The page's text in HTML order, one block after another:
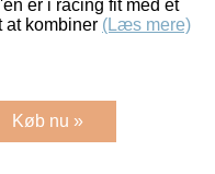
er i racing fit med et
at kombiner (Læs mere)
Køb nu »